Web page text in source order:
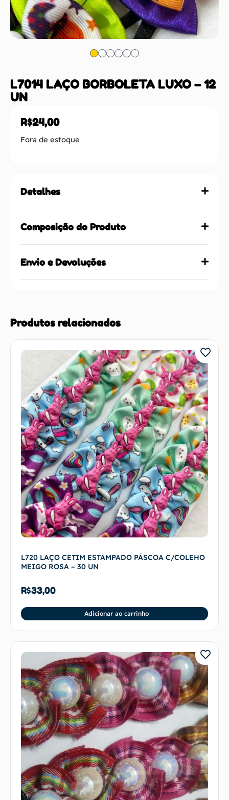
L7014 LAÇO BORBOLETA LUXO – 12
UN
R$24,00
Fora de estoque
Detalhes
Composição do Produto
Envio e Devoluções
Produtos relacionados
L720 LAÇO CETIM ESTAMPADO PÁSCOA C/COLEHO
MEIGO ROSA – 30 UN
R$33,00
Adicionar ao carrinho